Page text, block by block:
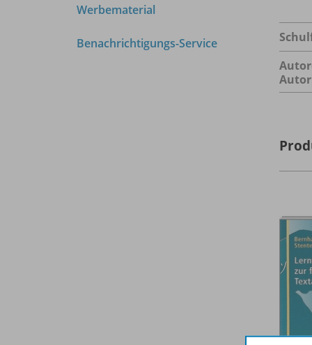
Werbematerial
Benachrichtigungs-Service